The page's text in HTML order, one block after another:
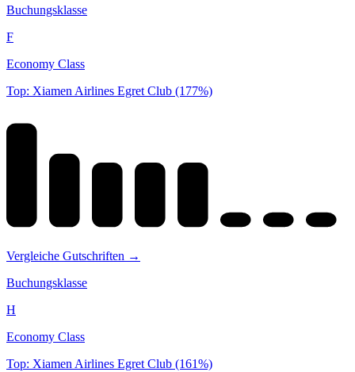
Buchungsklasse
F
Economy Class
Top: Xiamen Airlines Egret Club (177%)
Vergleiche Gutschriften →
Buchungsklasse
H
Economy Class
Top: Xiamen Airlines Egret Club (161%)